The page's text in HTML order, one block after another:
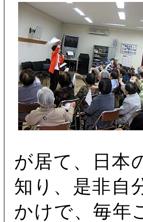
が居て、日本
知り、是非自
かけで、毎年